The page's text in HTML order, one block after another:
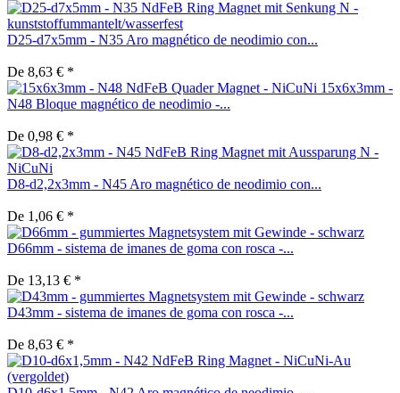
D25-d7x5mm - N35 Aro magnético de neodimio con...
De 8,63 € *
15x6x3mm -
N48 Bloque magnético de neodimio -...
De 0,98 € *
D8-d2,2x3mm - N45 Aro magnético de neodimio con...
De 1,06 € *
D66mm - sistema de imanes de goma con rosca -...
De 13,13 € *
D43mm - sistema de imanes de goma con rosca -...
De 8,63 € *